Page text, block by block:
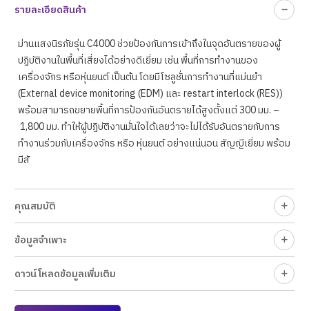
รายละเอียดสินค้า
ม่านแสงนิรภัยรุ่น C4000 ช่วยป้องกันการเข้าถึงในจุดอันตรายของผู้
ปฏิบัติงานในพื้นที่เสี่ยงได้อย่างดีเยี่ยม เช่น พื้นที่การทำงานของ
เครื่องจักร หรือหุ่นยนต์ เป็นต้น โดยมีโซลูชั่นการทำงานที่แม่นยำ
(External device monitoring (EDM) และ restart interlock (RES))
พร้อมสามารถขยายพื้นที่การป้องกันอันตรายได้สูงตั้งแต่ 300 มม. –
1,800 มม. ทำให้ผู้ปฏิบัติงานมั่นใจได้เลยว่าจะไม่ได้รับอันตรายกับการ
ทำงานร่วมกับเครื่องจักร หรือ หุ่นยนต์ อย่างแน่นอน สัญญีเยี่ยม พร้อม
มีสั
คุณสมบัติ
ข้อมูลจำเพาะ
ดาวน์โหลดข้อมูลเพิ่มเติม